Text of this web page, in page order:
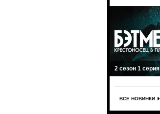
2 сезон 1 серия
ВСЕ НОВИНКИ